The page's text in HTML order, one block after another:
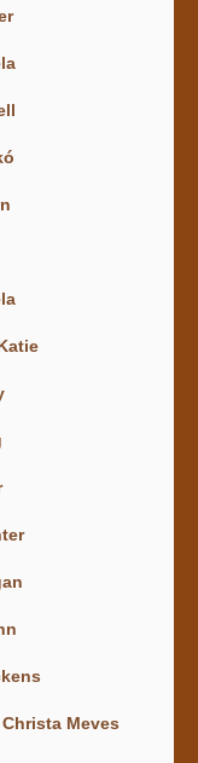
Christa Meves